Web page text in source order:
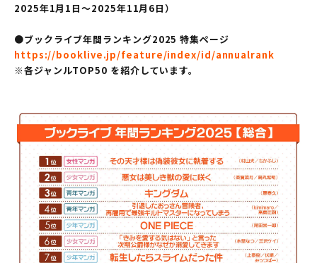
2025年1月1日～2025年11月6日）
●ブックライブ年間ランキング2025 特集ページ
https://booklive.jp/feature/index/id/annualrank
※各ジャンルTOP50 を紹介しています。